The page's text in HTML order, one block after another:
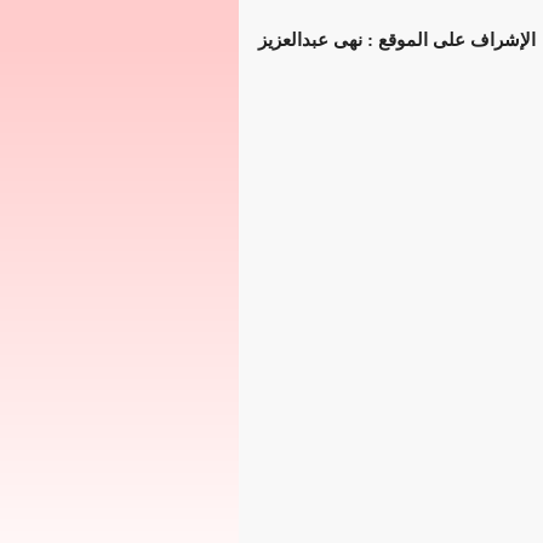
الإشراف على الموقع : نهى عبدالعزيز